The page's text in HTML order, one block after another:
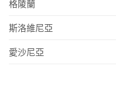
格陵蘭
斯洛維尼亞
愛沙尼亞